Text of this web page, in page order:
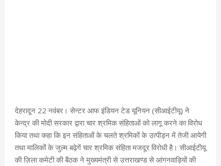
देहरादून 22 नवंबर। सेन्टर आफ इंडियन टेड यूनियन (सीआईटीयू) ने
केन्द्र की मोदी सरकार द्वारा चार श्रमिक संहिताओं को लागू करने का विरोध
किया तथा कहा कि इन संहिताओं के चलते श्रमिकों के उत्पीड़न में तेजी आयेगी
तथा मालिकों के जुल्म बढ़ेगें चार श्रमिक संहिता मजदूर विरोधी है। सीआईटीयू
की ज़िला कमेटी की बैठक ने मुख्यमंत्री से उत्तराखण्ड से आंगनवाड़ियों की